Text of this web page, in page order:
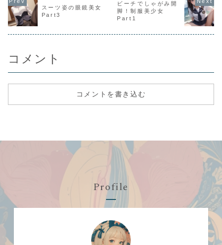
的で美しいので
す。
スーツ姿の眼鏡美女
Part3
ビーチでしゃがみ開
脚！制服美少女
Part1
コメント
コメントを書き込む
Profile